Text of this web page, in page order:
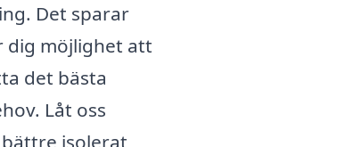
Det sparar
dig möjlighet att
det bästa
Låt oss